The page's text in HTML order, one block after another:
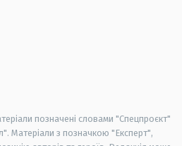
позначені словами "Спецпроєкт"
Матеріали з позначкою "Експерт",